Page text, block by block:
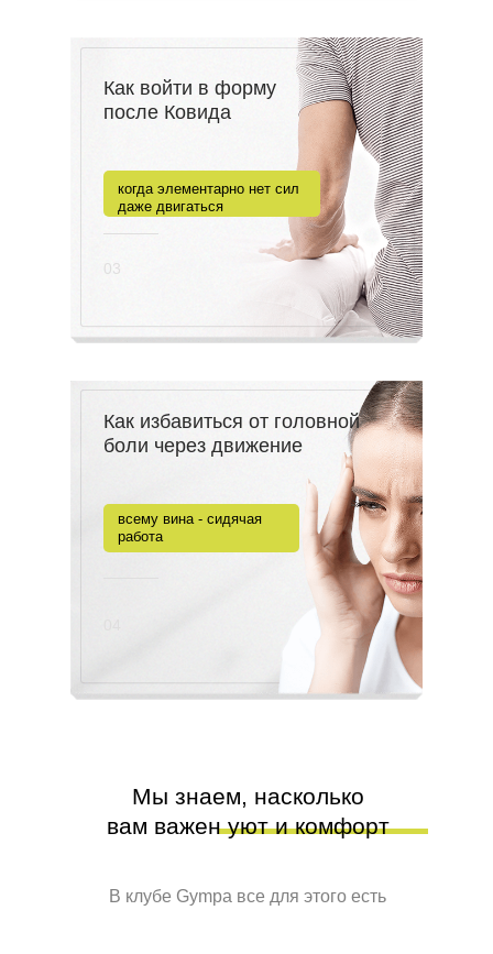
Как войти в форму
после Ковида
когда элементарно нет сил
даже двигаться
03
Как избавиться от головной
боли через движение
всему вина - сидячая
работа
Мы знаем, насколько
вам важен уют и комфорт
В клубе Gympa все для этого есть